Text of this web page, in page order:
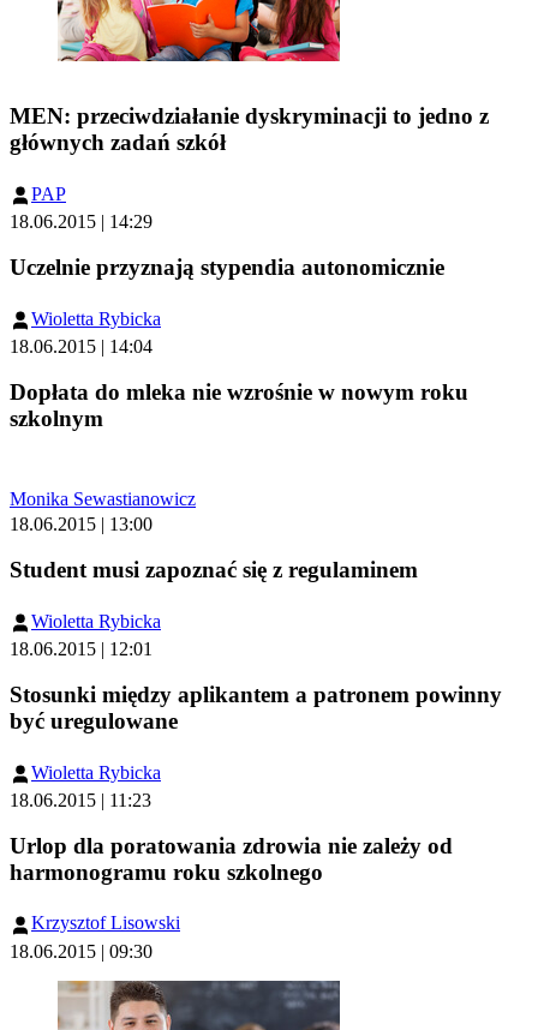
MEN: przeciwdziałanie dyskryminacji to jedno z
głównych zadań szkół
PAP
18.06.2015 | 14:29
Uczelnie przyznają stypendia autonomicznie
Wioletta Rybicka
18.06.2015 | 14:04
Dopłata do mleka nie wzrośnie w nowym roku
szkolnym
Monika Sewastianowicz
18.06.2015 | 13:00
Student musi zapoznać się z regulaminem
Wioletta Rybicka
18.06.2015 | 12:01
Stosunki między aplikantem a patronem powinny
być uregulowane
Wioletta Rybicka
18.06.2015 | 11:23
Urlop dla poratowania zdrowia nie zależy od
harmonogramu roku szkolnego
Krzysztof Lisowski
18.06.2015 | 09:30